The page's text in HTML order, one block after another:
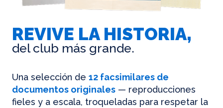
REVIVE LA HISTORIA,
del club más grande.
Una selección de 12 facsimilares de
documentos originales — reproducciones
fieles y a escala, troqueladas para respetar la